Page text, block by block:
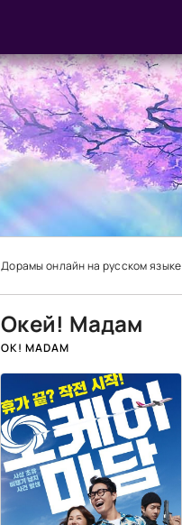
Дорамы онлайн на русском языке
Окей! Мадам
OK! MADAM